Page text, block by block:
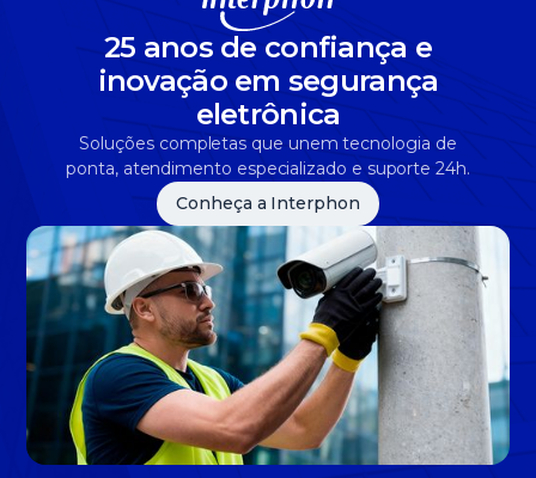
25 anos de confiança e
inovação em segurança
eletrônica
Soluções completas que unem tecnologia de
ponta, atendimento especializado e suporte 24h.
Conheça a Interphon